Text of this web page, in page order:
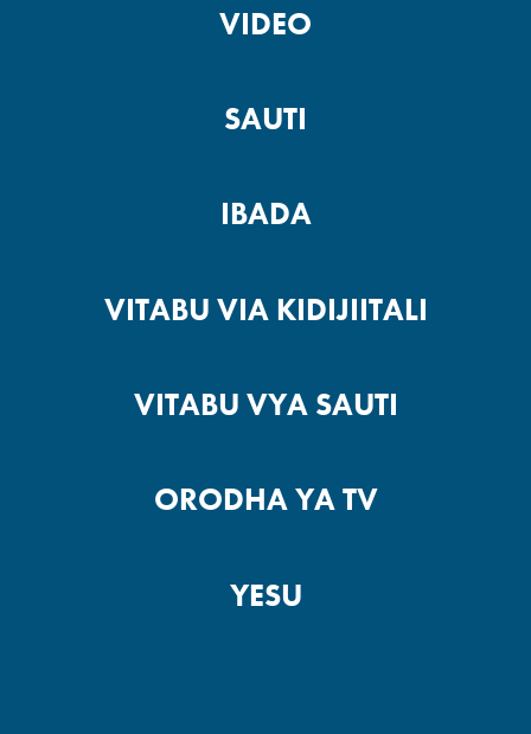
VIDEO
SAUTI
IBADA
VITABU VIA KIDIJIITALI
VITABU VYA SAUTI
ORODHA YA TV
YESU